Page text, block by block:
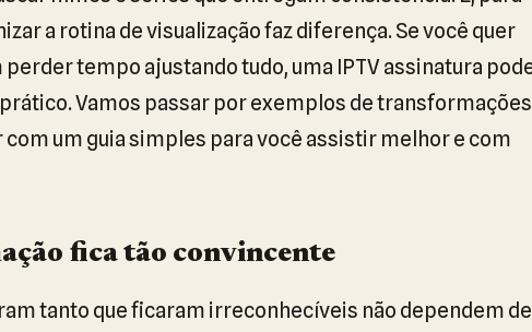
a rotina de visualização faz diferença. Se você quer
tempo ajustando tudo, uma IPTV assinatura
Vamos passar por exemplos de transformações
um guia simples para você assistir melhor e com
fica tão convincente
tanto que ficaram irreconhecíveis não dependem de